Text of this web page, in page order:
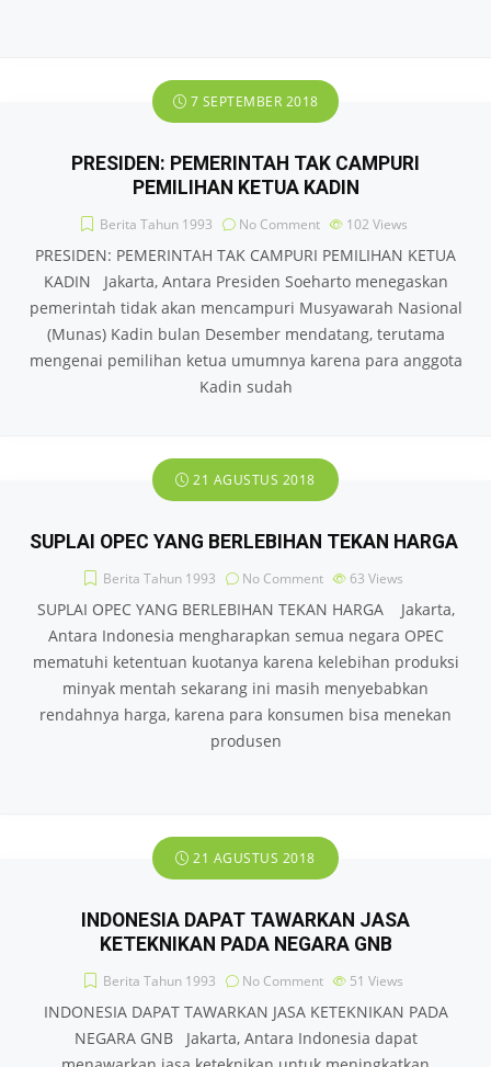
7 SEPTEMBER 2018
PRESIDEN: PEMERINTAH TAK CAMPURI
PEMILIHAN KETUA KADIN
Berita Tahun 1993 No Comment 102 Views
PRESIDEN: PEMERINTAH TAK CAMPURI PEMILIHAN KETUA
KADIN Jakarta, Antara Presiden Soeharto menegaskan
pemerintah tidak akan mencampuri Musyawarah Nasional
(Munas) Kadin bulan Desember mendatang, terutama
mengenai pemilihan ketua umumnya karena para anggota
Kadin sudah
21 AGUSTUS 2018
SUPLAI OPEC YANG BERLEBIHAN TEKAN HARGA
Berita Tahun 1993 No Comment 63 Views
SUPLAI OPEC YANG BERLEBIHAN TEKAN HARGA Jakarta,
Antara Indonesia mengharapkan semua negara OPEC
mematuhi ketentuan kuotanya karena kelebihan produksi
minyak mentah sekarang ini masih menyebabkan
rendahnya harga, karena para konsumen bisa menekan
produsen
21 AGUSTUS 2018
INDONESIA DAPAT TAWARKAN JASA
KETEKNIKAN PADA NEGARA GNB
Berita Tahun 1993 No Comment 51 Views
INDONESIA DAPAT TAWARKAN JASA KETEKNIKAN PADA
NEGARA GNB Jakarta, Antara Indonesia dapat